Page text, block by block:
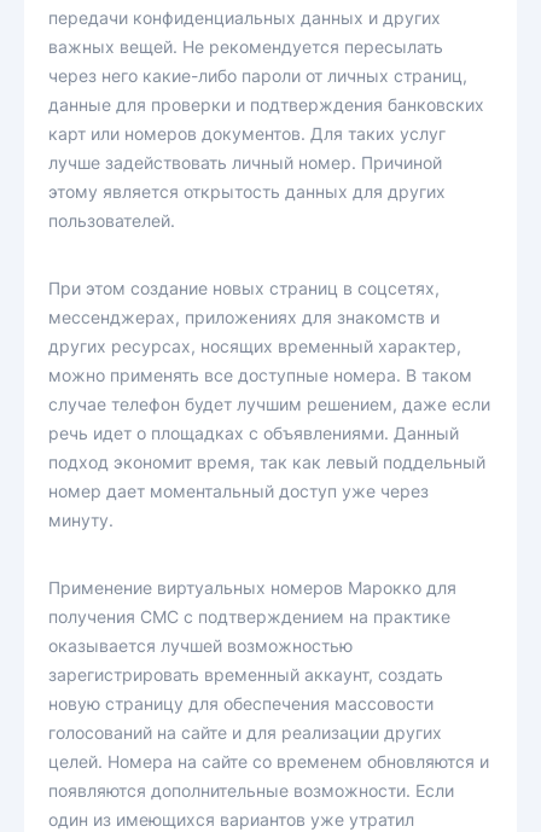
передачи конфиденциальных данных и других
важных вещей. Не рекомендуется пересылать
через него какие-либо пароли от личных страниц,
данные для проверки и подтверждения банковских
карт или номеров документов. Для таких услуг
лучше задействовать личный номер. Причиной
этому является открытость данных для других
пользователей.
При этом создание новых страниц в соцсетях,
мессенджерах, приложениях для знакомств и
других ресурсах, носящих временный характер,
можно применять все доступные номера. В таком
случае телефон будет лучшим решением, даже если
речь идет о площадках с объявлениями. Данный
подход экономит время, так как левый поддельный
номер дает моментальный доступ уже через
минуту.
Применение виртуальных номеров Марокко для
получения СМС с подтверждением на практике
оказывается лучшей возможностью
зарегистрировать временный аккаунт, создать
новую страницу для обеспечения массовости
голосований на сайте и для реализации других
целей. Номера на сайте со временем обновляются и
появляются дополнительные возможности. Если
один из имеющихся вариантов уже утратил